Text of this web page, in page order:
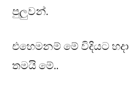
පුලුවන්.
එහෙමනම් මේ විදියට
තමයි මේ..